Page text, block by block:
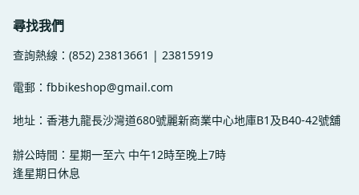
尋找我們
查詢熱線： (852) 23813661 | 23815919
電郵： fbbikeshop@gmail.com
地址：香港九龍長沙灣道680號麗新商業中心地庫B1及B40-42號舖
辦公時間：星期一至六 中午12時至晚上7時
逢星期日休息